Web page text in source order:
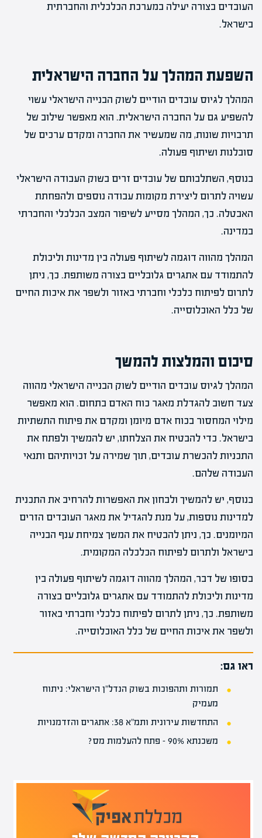
העובדים בצורה יעילה במערכת הכלכלית והחברתית
בישראל.
השפעת המהלך על החברה הישראלית
המהלך לגיוס עובדים הודיים לשוק הבנייה הישראלי עשוי
להשפיע גם על החברה הישראלית. הוא מאפשר שילוב של
תרבויות שונות, מה שמעשיר את החברה ומקדם ערכים של
סובלנות ושיתוף פעולה.
בנוסף, השתלבותם של עובדים זרים בשוק העבודה הישראלי
עשויה לתרום ליצירת מקומות עבודה נוספים ולהפחתת
האבטלה. כך, המהלך מסייע לשיפור המצב הכלכלי והחברתי
במדינה.
המהלך מהווה דוגמה לשיתוף פעולה בין מדינות וליכולת
להתמודד עם אתגרים גלובליים בצורה משותפת. כך, ניתן
לתרום לפיתוח כלכלי וחברתי באזור ולשפר את איכות החיים
של כלל האוכלוסייה.
סיכום והמלצות להמשך
המהלך לגיוס עובדים הודיים לשוק הבנייה הישראלי מהווה
צעד חשוב להגדלת מאגר כוח האדם בתחום. הוא מאפשר
מילוי המחסור בכוח אדם מיומן ומקדם את פיתוח התשתיות
בישראל. כדי להבטיח את הצלחתו, יש להמשיך ולפתח את
התכניות להכשרת עובדים, תוך שמירה על זכויותיהם ותנאי
העבודה שלהם.
בנוסף, יש להמשיך ולבחון את האפשרות להרחיב את התכנית
למדינות נוספות, על מנת להגדיל את מאגר העובדים הזרים
המיומנים. כך, ניתן להבטיח את המשך צמיחת ענף הבנייה
בישראל ולתרום לפיתוח הכלכלה המקומית.
בסופו של דבר, המהלך מהווה דוגמה לשיתוף פעולה בין
מדינות וליכולת להתמודד עם אתגרים גלובליים בצורה
משותפת. כך, ניתן לתרום לפיתוח כלכלי וחברתי באזור
ולשפר את איכות החיים של כלל האוכלוסייה.
ראו גם:
תמורות ותהפוכות בשוק הנדל"ן הישראלי: ניתוח
מעמיק
התחדשות עירונית ותמ"א 38: אתגרים והזדמנויות
משכנתא 90% – פתח להעלמות מס?